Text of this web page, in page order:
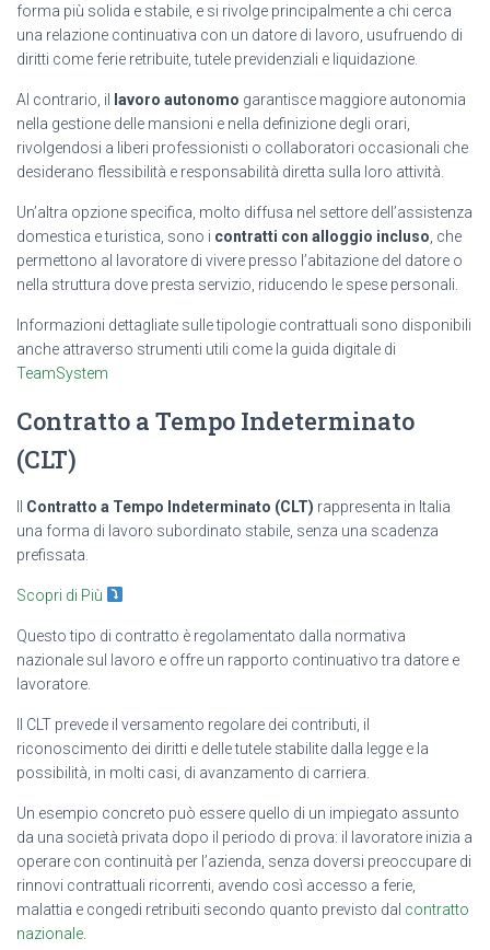
forma più solida e stabile, e si rivolge principalmente a chi cerca
una relazione continuativa con un datore di lavoro, usufruendo di
diritti come ferie retribuite, tutele previdenziali e liquidazione.
Al contrario, il lavoro autonomo garantisce maggiore autonomia
nella gestione delle mansioni e nella definizione degli orari,
rivolgendosi a liberi professionisti o collaboratori occasionali che
desiderano flessibilità e responsabilità diretta sulla loro attività.
Un’altra opzione specifica, molto diffusa nel settore dell’assistenza
domestica e turistica, sono i contratti con alloggio incluso , che
permettono al lavoratore di vivere presso l’abitazione del datore o
nella struttura dove presta servizio, riducendo le spese personali.
Informazioni dettagliate sulle tipologie contrattuali sono disponibili
anche attraverso strumenti utili come la guida digitale di
TeamSystem
Contratto a Tempo Indeterminato
(CLT)
Contratto a Tempo Indeterminato (CLT) rappresenta in Italia
una forma di lavoro subordinato stabile, senza una scadenza
prefissata.
Scopri di Più
Questo tipo di contratto è regolamentato dalla normativa
nazionale sul lavoro e offre un rapporto continuativo tra datore e
lavoratore.
Il CLT prevede il versamento regolare dei contributi, il
riconoscimento dei diritti e delle tutele stabilite dalla legge e la
possibilità, in molti casi, di avanzamento di carriera.
Un esempio concreto può essere quello di un impiegato assunto
da una società privata dopo il periodo di prova: il lavoratore inizia a
operare con continuità per l’azienda, senza doversi preoccupare di
rinnovi contrattuali ricorrenti, avendo così accesso a ferie,
malattia e congedi retribuiti secondo quanto previsto dal contratto
nazionale